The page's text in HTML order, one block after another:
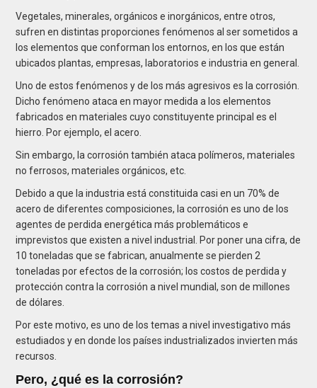
Vegetales, minerales, orgánicos e inorgánicos, entre otros,
sufren en distintas proporciones fenómenos al ser sometidos a
los elementos que conforman los entornos, en los que están
ubicados plantas, empresas, laboratorios e industria en general.
Uno de estos fenómenos y de los más agresivos es la corrosión.
Dicho fenómeno ataca en mayor medida a los elementos
fabricados en materiales cuyo constituyente principal es el
hierro. Por ejemplo, el acero.
Sin embargo, la corrosión también ataca polímeros, materiales
no ferrosos, materiales orgánicos, etc.
Debido a que la industria está constituida casi en un 70% de
acero de diferentes composiciones, la corrosión es uno de los
agentes de perdida energética más problemáticos e
imprevistos que existen a nivel industrial. Por poner una cifra, de
10 toneladas que se fabrican, anualmente se pierden 2
toneladas por efectos de la corrosión; los costos de perdida y
protección contra la corrosión a nivel mundial, son de millones
de dólares.
Por este motivo, es uno de los temas a nivel investigativo más
estudiados y en donde los países industrializados invierten más
recursos.
Pero, ¿qué es la corrosión?